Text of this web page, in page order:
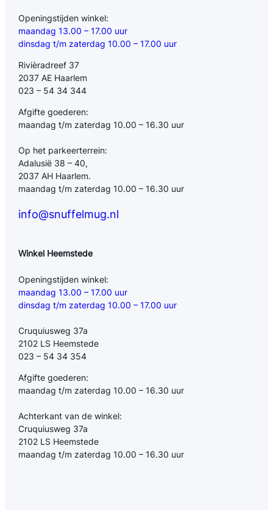
Openingstijden winkel:
maandag 13.00 – 17.00 uur
dinsdag t/m zaterdag 10.00 – 17.00 uur
Rivièradreef 37
2037 AE Haarlem
023 – 54 34 344
Afgifte goederen:
maandag t/m zaterdag 10.00 – 16.30 uur
Op het parkeerterrein:
Adalusië 38 – 40,
2037 AH Haarlem.
maandag t/m zaterdag 10.00 – 16.30 uur
info@snuffelmug.nl
Winkel Heemstede
Openingstijden winkel:
maandag 13.00 – 17.00 uur
dinsdag t/m zaterdag 10.00 – 17.00 uur
Cruquiusweg 37a
2102 LS Heemstede
023 – 54 34 354
Afgifte goederen:
maandag t/m zaterdag 10.00 – 16.30 uur
Achterkant van de winkel:
Cruquiusweg 37a
2102 LS Heemstede
maandag t/m zaterdag 10.00 – 16.30 uur